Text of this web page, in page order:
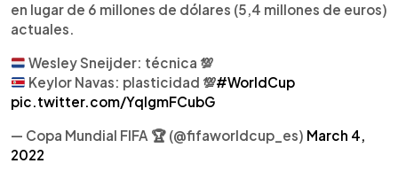
en lugar de 6 millones de dólares (5,4 millones de euros)
actuales.
Wesley Sneijder: técnica 💯
Keylor Navas: plasticidad 💯#WorldCup
pic.twitter.com/YqIgmFCubG
— Copa Mundial FIFA 🏆 (@fifaworldcup_es) March 4,
2022